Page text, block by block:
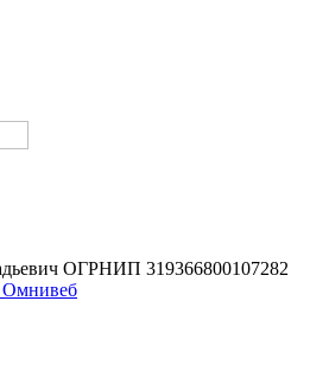
ОГРНИП 319366800107282
Омнивеб